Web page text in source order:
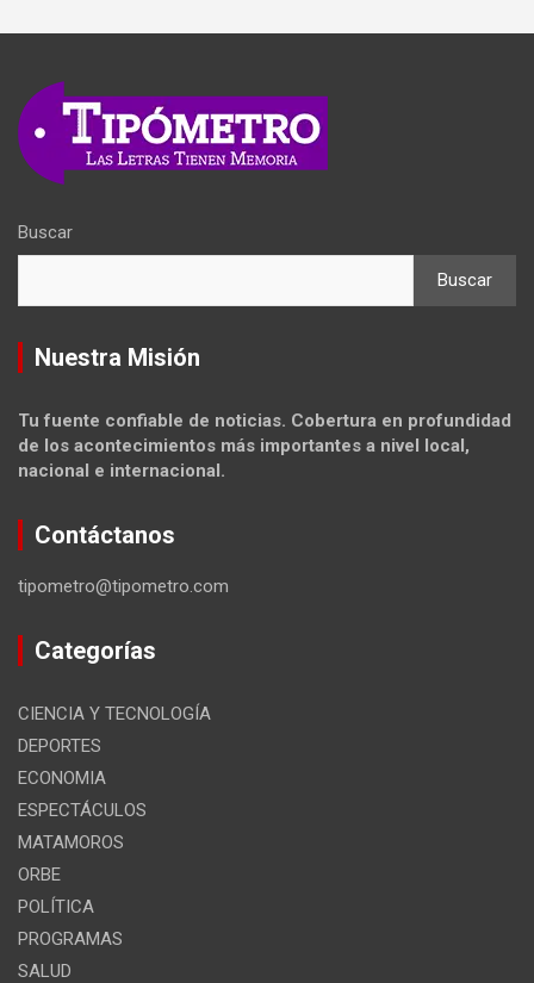
Buscar
Buscar
Nuestra Misión
Tu fuente confiable de noticias. Cobertura en profundidad
de los acontecimientos más importantes a nivel local,
nacional e internacional.
Contáctanos
tipometro@tipometro.com
Categorías
CIENCIA Y TECNOLOGÍA
DEPORTES
ECONOMIA
ESPECTÁCULOS
MATAMOROS
ORBE
POLÍTICA
PROGRAMAS
SALUD